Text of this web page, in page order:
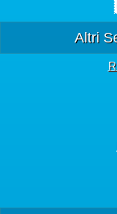
Altri